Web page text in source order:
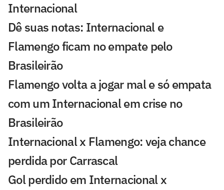
Internacional
Dê suas notas: Internacional e
Flamengo ficam no empate pelo
Brasileirão
Flamengo volta a jogar mal e só empata
com um Internacional em crise no
Brasileirão
Internacional x Flamengo: veja chance
perdida por Carrascal
Gol perdido em Internacional x